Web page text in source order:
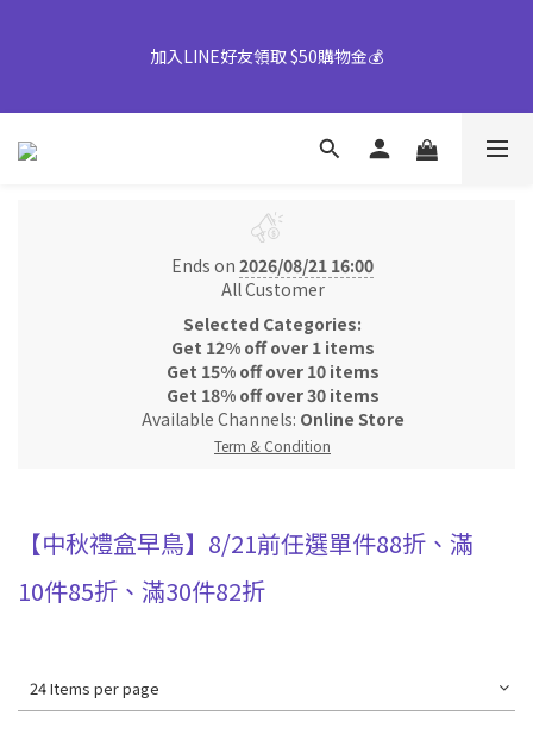
詢價或致電專人服務 04-25355777#25
加入LINE好友領取 $50購物金💰
👉風味堅果系列(鹹蛋肉鬆除外)產地將移轉至越南，商品皆有經過
【早鳥優惠倒數中】中秋禮盒82折起｜50盒以上另享優惠➤ 點我
詢價或致電專人服務 04-25355777#25
Ends on 2026/08/21 16:00
All Customer
Selected Categories:
Get 12% off over 1 items
Get 15% off over 10 items
Get 18% off over 30 items
Available Channels: Online Store
Term & Condition
【中秋禮盒早鳥】8/21前任選單件88折、滿
10件85折、滿30件82折
24 Items per page